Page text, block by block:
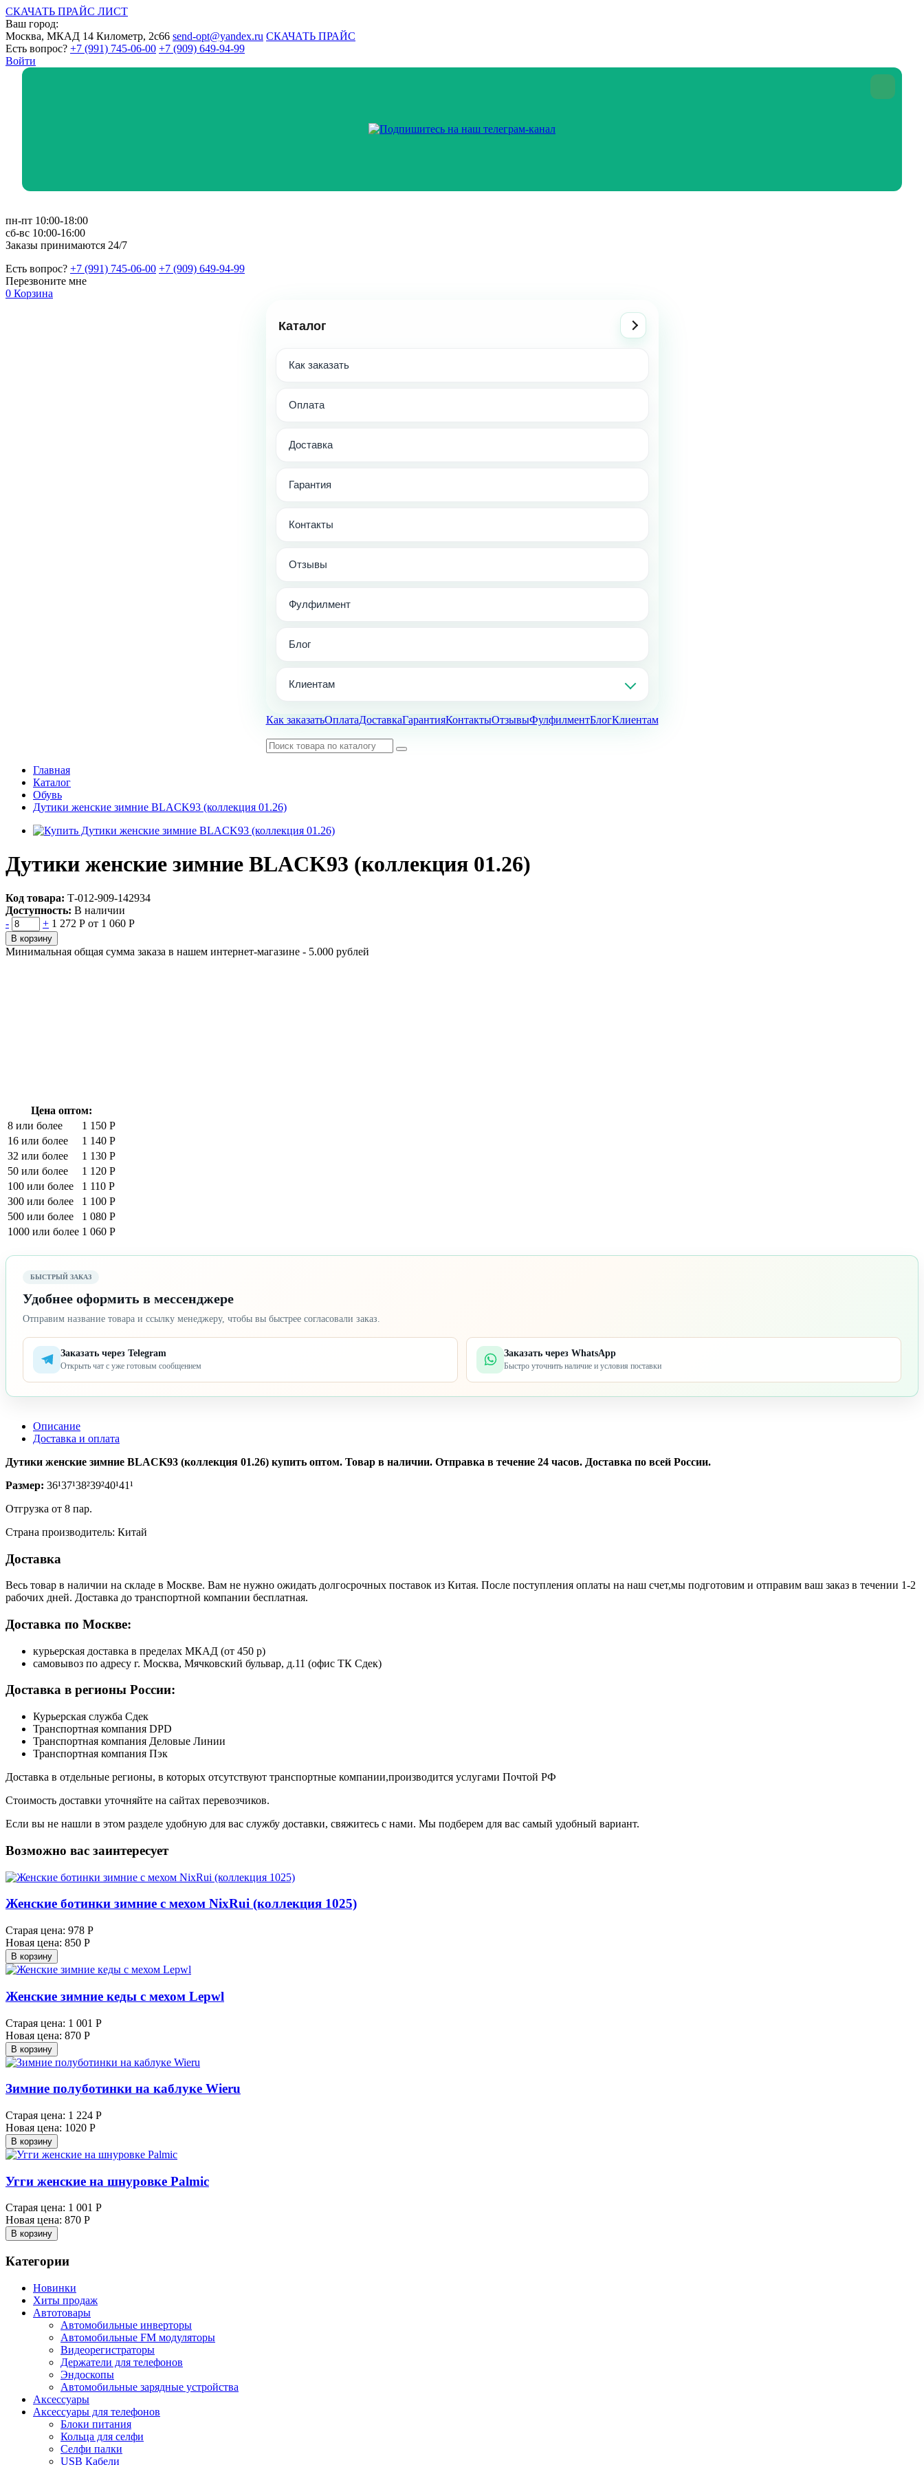
СКАЧАТЬ ПРАЙС ЛИСТ
Ваш город:
Москва, МКАД 14 Километр, 2с66 send-opt@yandex.ru СКАЧАТЬ ПРАЙС
Есть вопрос? +7 (991) 745-06-00 +7 (909) 649-94-99
Войти
пн-пт 10:00-18:00
сб-вс 10:00-16:00
Заказы принимаются 24/7
Есть вопрос? +7 (991) 745-06-00 +7 (909) 649-94-99
Перезвоните мне
0 Корзина
Каталог
Как заказать
Оплата
Доставка
Гарантия
Контакты
Отзывы
Фулфилмент
Блог
Клиентам
Как заказатьОплатаДоставкаГарантияКонтактыОтзывыФулфилментБлогКлиентам
Главная
Каталог
Обувь
Дутики женские зимние BLACK93 (коллекция 01.26)
Дутики женские зимние BLACK93 (коллекция 01.26)
Код товара: Т-012-909-142934
Доступность: В наличии
-
+ 1 272 Р от 1 060 Р
В корзину
Минимальная общая сумма заказа в нашем интернет-магазине - 5.000 рублей
Цена оптом:
8 или более
1 150 Р
16 или более
1 140 Р
32 или более
1 130 Р
50 или более
1 120 Р
100 или более
1 110 Р
300 или более
1 100 Р
500 или более
1 080 Р
1000 или более 1 060 Р
БЫСТРЫЙ ЗАКАЗ
Удобнее оформить в мессенджере
Отправим название товара и ссылку менеджеру, чтобы вы быстрее согласовали заказ.
Заказать через Telegram
Открыть чат с уже готовым сообщением
Заказать через WhatsApp
Быстро уточнить наличие и условия поставки
Описание
Доставка и оплата
Дутики женские зимние BLACK93 (коллекция 01.26) купить оптом. Товар в наличии. Отправка в течение 24 часов. Доставка по всей России.
Размер: 36¹37¹38²39²40¹41¹
Отгрузка от 8 пар.
Страна производитель: Китай
Доставка
Весь товар в наличии на складе в Москве. Вам не нужно ожидать долгосрочных поставок из Китая. После поступления оплаты на наш счет,мы подготовим и отправим ваш заказ в течении 1-2
рабочих дней. Доставка до транспортной компании бесплатная.
Доставка по Москве:
курьерская доставка в пределах МКАД (от 450 р)
самовывоз по адресу г. Москва, Мячковский бульвар, д.11 (офис ТК Сдек)
Доставка в регионы России:
Курьерская служба Сдек
Транспортная компания DPD
Транспортная компания Деловые Линии
Транспортная компания Пэк
Доставка в отдельные регионы, в которых отсутствуют транспортные компании,производится услугами Почтой РФ
Стоимость доставки уточняйте на сайтах перевозчиков.
Если вы не нашли в этом разделе удобную для вас службу доставки, свяжитесь с нами. Мы подберем для вас самый удобный вариант.
Возможно вас заинтересует
Женские ботинки зимние с мехом NixRui (коллекция 1025)
Старая цена: 978 Р
Новая цена: 850 Р
В корзину
Женские зимние кеды с мехом Lepwl
Старая цена: 1 001 Р
Новая цена: 870 Р
В корзину
Зимние полуботинки на каблуке Wieru
Старая цена: 1 224 Р
Новая цена: 1020 Р
В корзину
Угги женские на шнуровке Palmic
Старая цена: 1 001 Р
Новая цена: 870 Р
В корзину
Категории
Новинки
Хиты продаж
Автотовары
Автомобильные инверторы
Автомобильные FM модуляторы
Видеорегистраторы
Держатели для телефонов
Эндоскопы
Автомобильные зарядные устройства
Аксессуары
Аксессуары для телефонов
Блоки питания
Кольца для селфи
Селфи палки
USB Кабели